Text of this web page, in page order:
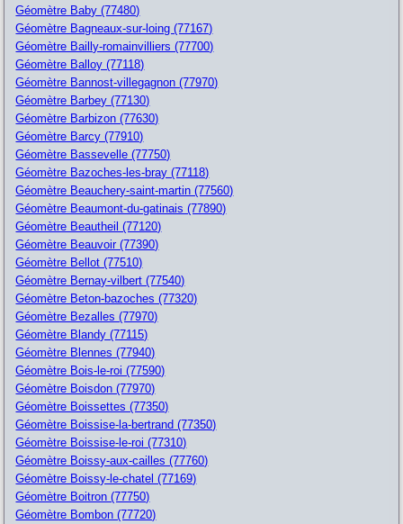
Géomètre Baby (77480)
Géomètre Bagneaux-sur-loing (77167)
Géomètre Bailly-romainvilliers (77700)
Géomètre Balloy (77118)
Géomètre Bannost-villegagnon (77970)
Géomètre Barbey (77130)
Géomètre Barbizon (77630)
Géomètre Barcy (77910)
Géomètre Bassevelle (77750)
Géomètre Bazoches-les-bray (77118)
Géomètre Beauchery-saint-martin (77560)
Géomètre Beaumont-du-gatinais (77890)
Géomètre Beautheil (77120)
Géomètre Beauvoir (77390)
Géomètre Bellot (77510)
Géomètre Bernay-vilbert (77540)
Géomètre Beton-bazoches (77320)
Géomètre Bezalles (77970)
Géomètre Blandy (77115)
Géomètre Blennes (77940)
Géomètre Bois-le-roi (77590)
Géomètre Boisdon (77970)
Géomètre Boissettes (77350)
Géomètre Boissise-la-bertrand (77350)
Géomètre Boissise-le-roi (77310)
Géomètre Boissy-aux-cailles (77760)
Géomètre Boissy-le-chatel (77169)
Géomètre Boitron (77750)
Géomètre Bombon (77720)